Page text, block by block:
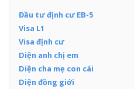
Đầu tư định cư EB-5
Visa L1
Visa định cư
Diện anh chị em
Diện cha mẹ con cái
Diện đồng giới